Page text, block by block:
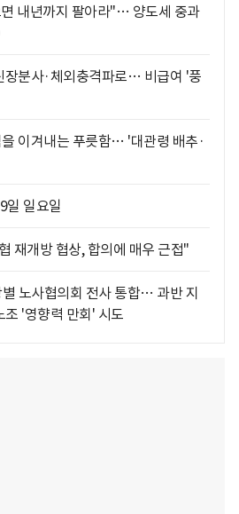
내년까지 팔아라"… 양도세 중과
장분사·체외충격파로… 비급여 '풍
이겨내는 푸릇함… '대관령 배추·
일 일요일
재개방 협상, 합의에 매우 근접"
노사협의회 전사 통합… 과반 지
조 '영향력 만회' 시도